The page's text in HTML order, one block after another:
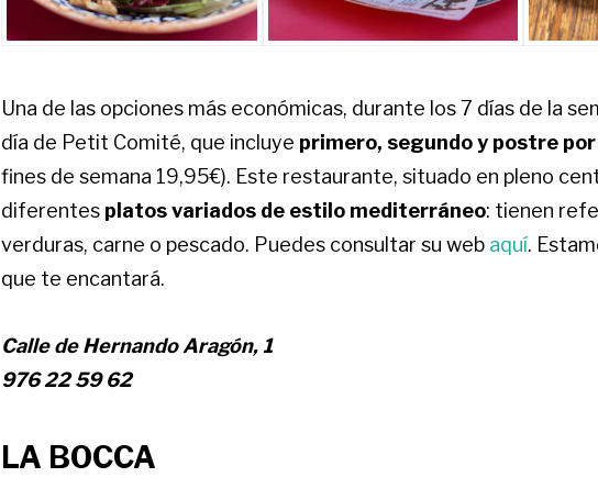
Una de las opciones más económicas, durante los 7 días de la
día de Petit Comité, que incluye primero, segundo y postre
fines de semana 19,95€). Este restaurante, situado en pleno
diferentes platos variados de estilo mediterráneo: tienen
verduras, carne o pescado. Puedes consultar su web aquí.
que te encantará.
Calle de Hernando Aragón, 1
976 22 59 62
LA BOCCA